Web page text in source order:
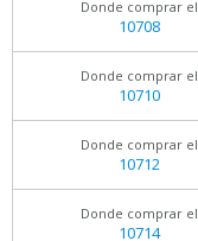
Donde comprar el
10708
Donde comprar el
10710
Donde comprar el
10712
Donde comprar el
10714